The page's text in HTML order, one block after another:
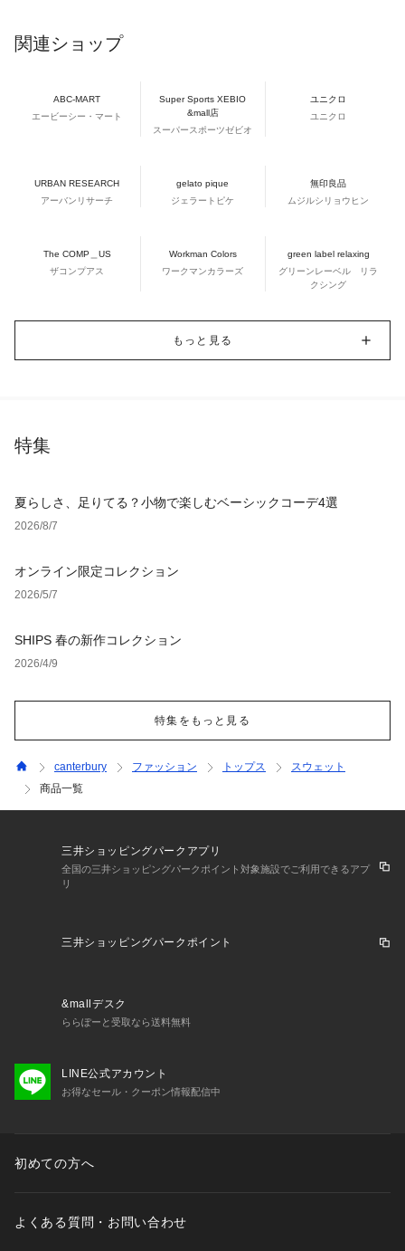
関連ショップ
ABC-MART
エービーシー・マート
Super Sports XEBIO
&mall店
スーパースポーツゼビオ
ユニクロ
ユニクロ
URBAN RESEARCH
アーバンリサーチ
gelato pique
ジェラートピケ
無印良品
ムジルシリョウヒン
The COMP＿US
ザコンプアス
Workman Colors
ワークマンカラーズ
green label relaxing
グリーンレーベル リラ
クシング
もっと見る
特集
夏らしさ、足りてる？小物で楽しむベーシックコーデ4選
2026/8/7
オンライン限定コレクション
2026/5/7
SHIPS 春の新作コレクション
2026/4/9
特集をもっと見る
canterbury ファッション トップス
スウェット
商品一覧
三井ショッピングパークアプリ
全国の三井ショッピングパークポイント対象施設でご利用できるアプ
リ
三井ショッピングパークポイント
&mallデスク
ららぽーと受取なら送料無料
LINE公式アカウント
お得なセール・クーポン情報配信中
初めての方へ
よくある質問・お問い合わせ